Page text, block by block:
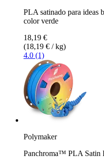
PLA satinado para ideas
color verde
18,19 €
(18,19 € / kg)
4.0 (1)
Polymaker
Panchroma™ PLA Satin